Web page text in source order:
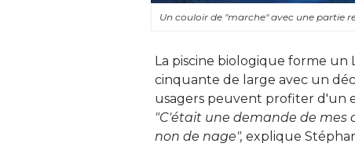
Un couloir de "marche" avec une partie
La piscine biologique forme
cinquante de large avec un
usagers peuvent profiter d'un
"C'était une demande de mes
non de nage", explique